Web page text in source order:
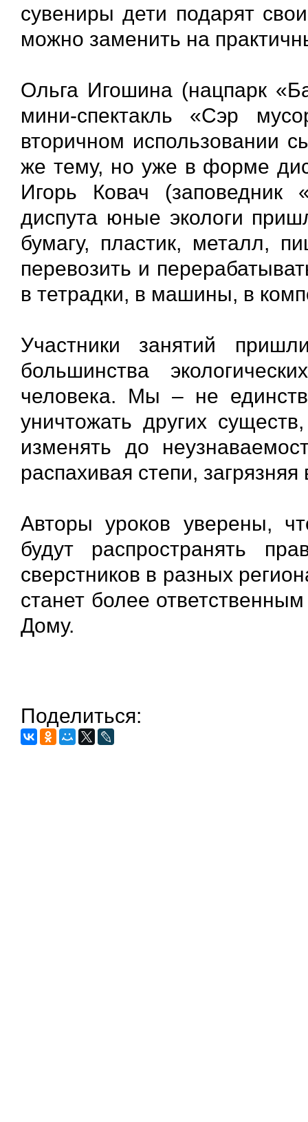
сувениры дети подарят
можно заменить на
Ольга Игошина (нацпарк
мини-спектакль «Сэр
вторичном использовании
же тему, но уже в форме
Игорь Ковач (заповедник
диспута юные экологи
бумагу, пластик, металл,
перевозить и
в тетрадки, в машины, в
Участники занятий
большинства
человека. Мы – не
уничтожать других
изменять до
распахивая степи,
Авторы уроков уверены,
будут распространять
сверстников в разных
станет более
Дому.
Поделиться: